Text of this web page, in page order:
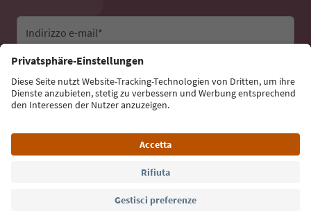
Indirizzo e-mail*
Iscriviti alla newsletter